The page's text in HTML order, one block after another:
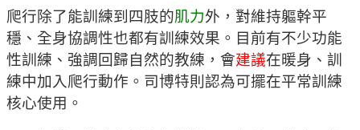
爬行除了能訓練到四肢的肌力外，對維持軀幹平
穩、全身協調性也都有訓練效果。目前有不少功能
性訓練、強調回歸自然的教練，會建議在暖身、訓
練中加入爬行動作。司博特則認為可擺在平常訓練
核心使用。